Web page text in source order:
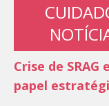
Crise de
papel